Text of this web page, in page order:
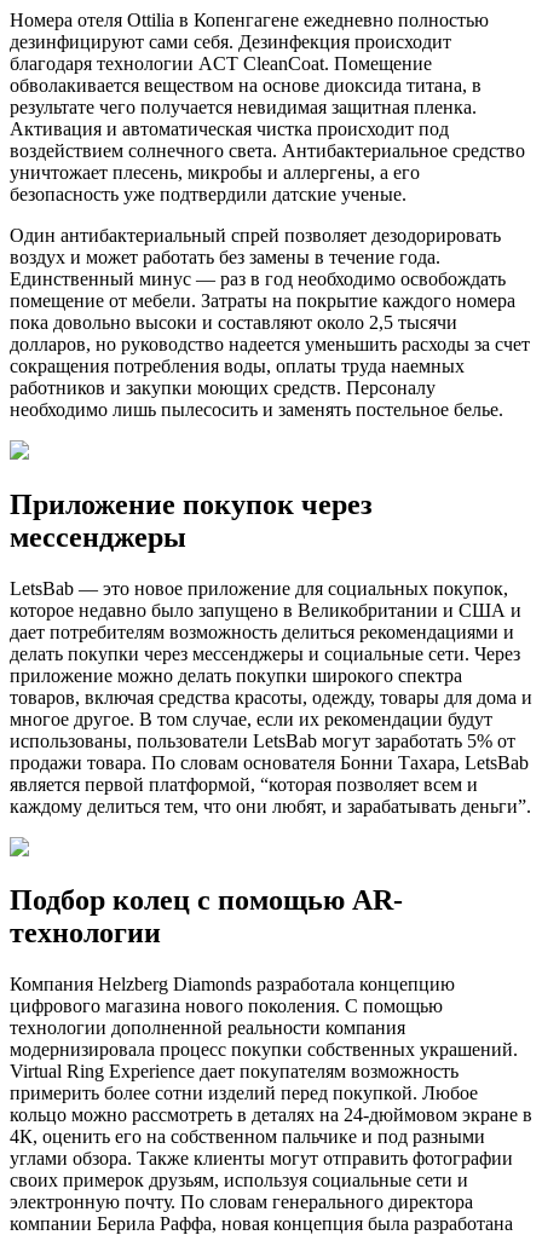
Номера отеля Ottilia в Копенгагене ежедневно полностью
дезинфицируют сами себя. Дезинфекция происходит
благодаря технологии ACT CleanCoat. Помещение
обволакивается веществом на основе диоксида титана, в
результате чего получается невидимая защитная пленка.
Активация и автоматическая чистка происходит под
воздействием солнечного света. Антибактериальное средство
уничтожает плесень, микробы и аллергены, а его
безопасность уже подтвердили датские ученые.
Один антибактериальный спрей позволяет дезодорировать
воздух и может работать без замены в течение года.
Единственный минус — раз в год необходимо освобождать
помещение от мебели. Затраты на покрытие каждого номера
пока довольно высоки и составляют около 2,5 тысячи
долларов, но руководство надеется уменьшить расходы за счет
сокращения потребления воды, оплаты труда наемных
работников и закупки моющих средств. Персоналу
необходимо лишь пылесосить и заменять постельное белье.
Приложение покупок через
мессенджеры
LetsBab — это новое приложение для социальных покупок,
которое недавно было запущено в Великобритании и США и
дает потребителям возможность делиться рекомендациями и
делать покупки через мессенджеры и социальные сети. Через
приложение можно делать покупки широкого спектра
товаров, включая средства красоты, одежду, товары для дома и
многое другое. В том случае, если их рекомендации будут
использованы, пользователи LetsBab могут заработать 5% от
продажи товара. По словам основателя Бонни Тахара, LetsBab
является первой платформой, “которая позволяет всем и
каждому делиться тем, что они любят, и зарабатывать деньги”.
Подбор колец с помощью AR-
технологии
Компания Helzberg Diamonds разработала концепцию
цифрового магазина нового поколения. С помощью
технологии дополненной реальности компания
модернизировала процесс покупки собственных украшений.
Virtual Ring Experience дает покупателям возможность
примерить более сотни изделий перед покупкой. Любое
кольцо можно рассмотреть в деталях на 24-дюймовом экране в
4К, оценить его на собственном пальчике и под разными
углами обзора. Также клиенты могут отправить фотографии
своих примерок друзьям, используя социальные сети и
электронную почту. По словам генерального директора
компании Берила Раффа, новая концепция была разработана